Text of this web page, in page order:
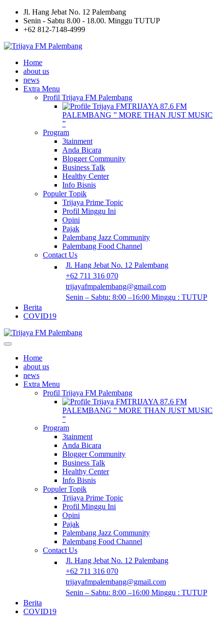
Jl. Hang Jebat No. 12 Palembang
Senin - Sabtu 8.00 - 18.00. Minggu TUTUP
+62 812-7148-4999
Home
about us
news
Extra Menu
Profil Trijaya FM Palembang
TRIJAYA 87.6 FM
PALEMBANG ” MORE THAN JUST MUSIC
”
Program
3tainment
Anda Bicara
Blogger Community
Business Talk
Healthy Center
Info Bisnis
Populer Topik
Trijaya Prime Topic
Profil Minggu Ini
Opini
Pajak
Palembang Jazz Community
Palembang Food Channel
Contact Us
Jl. Hang Jebat No. 12 Palembang
+62 711 316 070
trijayafmpalembang@gmail.com
Senin – Sabtu: 8:00 –16:00 Minggu : TUTUP
Berita
COVID19
Home
about us
news
Extra Menu
Profil Trijaya FM Palembang
TRIJAYA 87.6 FM
PALEMBANG ” MORE THAN JUST MUSIC
”
Program
3tainment
Anda Bicara
Blogger Community
Business Talk
Healthy Center
Info Bisnis
Populer Topik
Trijaya Prime Topic
Profil Minggu Ini
Opini
Pajak
Palembang Jazz Community
Palembang Food Channel
Contact Us
Jl. Hang Jebat No. 12 Palembang
+62 711 316 070
trijayafmpalembang@gmail.com
Senin – Sabtu: 8:00 –16:00 Minggu : TUTUP
Berita
COVID19